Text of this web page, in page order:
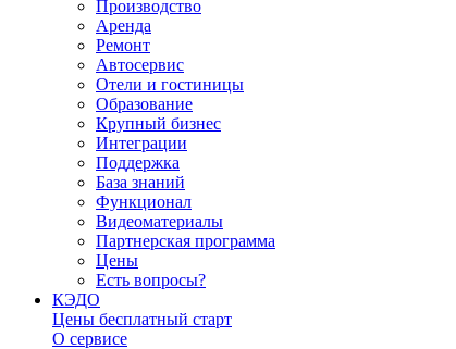
Производство
Аренда
Ремонт
Автосервис
Отели и гостиницы
Образование
Крупный бизнес
Интеграции
Поддержка
База знаний
Функционал
Видеоматериалы
Партнерская программа
Цены
Есть вопросы?
КЭДО
Цены бесплатный старт
О сервисе